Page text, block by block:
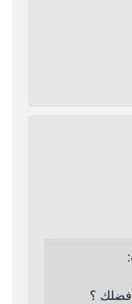
:
فضلك ؟